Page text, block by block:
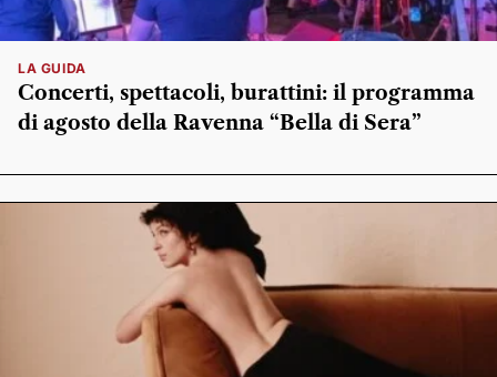
LA GUIDA
Concerti, spettacoli, burattini: il programma
di agosto della Ravenna “Bella di Sera”